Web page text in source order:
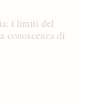
i limiti del
conoscenza di